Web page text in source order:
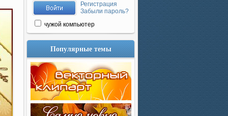
Регистрация
Забыли пароль?
чужой компьютер
Популярные темы